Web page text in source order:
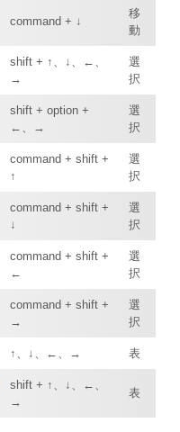
command + ↓
移
動
shift + ↑、↓、←、
→
選
択
shift + option +
←、→
選
択
command + shift +
↑
選
択
command + shift +
↓
選
択
command + shift +
←
選
択
command + shift +
→
選
択
↑、↓、←、→ 表
shift + ↑、↓、←、
→
表